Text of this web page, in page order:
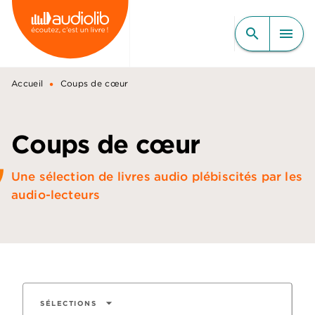
MENU RECHERCHE
CONTENU
PIED DE PAGE
search menu
Accueil • Coups de cœur
Coups de cœur
Une sélection de livres audio plébiscités par les
audio-lecteurs
SÉLECTIONS arrow_drop_down